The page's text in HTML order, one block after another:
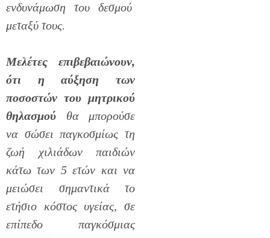
ενδυνάμωση του δεσμού
μεταξύ τους.
Μελέτες επιβεβαιώνουν,
ότι η αύξηση των
ποσοστών του μητρικού
θηλασμού θα μπορούσε
να σώσει παγκοσμίως τη
ζωή χιλιάδων παιδιών
κάτω των 5 ετών και να
μειώσει σημαντικά το
ετήσιο κόστος υγείας, σε
επίπεδο παγκόσμιας